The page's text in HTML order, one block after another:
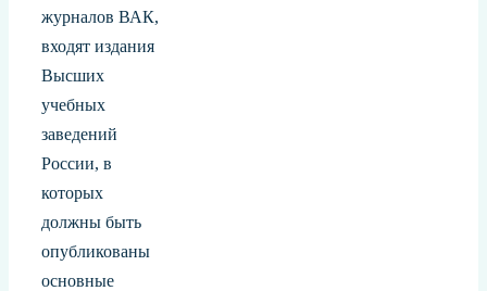
журналов ВАК,
входят издания
Высших
учебных
заведений
России, в
которых
должны быть
опубликованы
основные